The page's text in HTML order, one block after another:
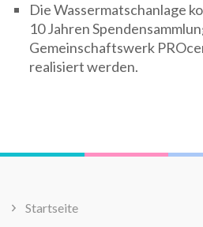
Die Wassermatschanlage
10 Jahren
Gemeinschaftswerk
realisiert werden.
Startseite